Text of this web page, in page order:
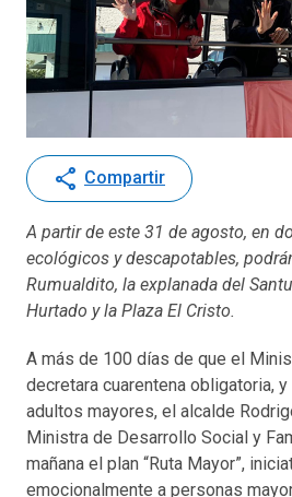
share Compartir
A partir de este 31 de agosto, en
ecológicos y descapotables,
Rumualdito, la explanada del
Hurtado y la Plaza El Cristo.
A más de 100 días de que el
decretara cuarentena obligatoria,
adultos mayores, el alcalde
Ministra de Desarrollo Social y
mañana el plan “Ruta Mayor”,
emocionalmente a personas